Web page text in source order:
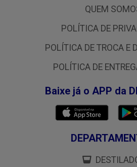
QUEM
POLÍTICA DE
POLÍTICA DE TROCA E
POLÍTICA DE
Baixe já o APP da